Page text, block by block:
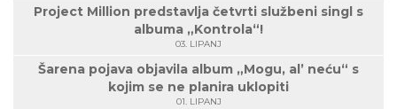
Project Million predstavlja četvrti službeni singl s
albuma „Kontrola“!
03. LIPANJ
Šarena pojava objavila album „Mogu, al’ neću“ s
kojim se ne planira uklopiti
01. LIPANJ